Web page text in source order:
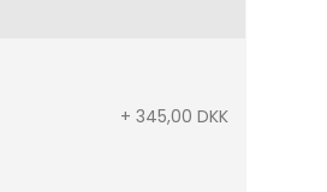
+ 345,00 DKK